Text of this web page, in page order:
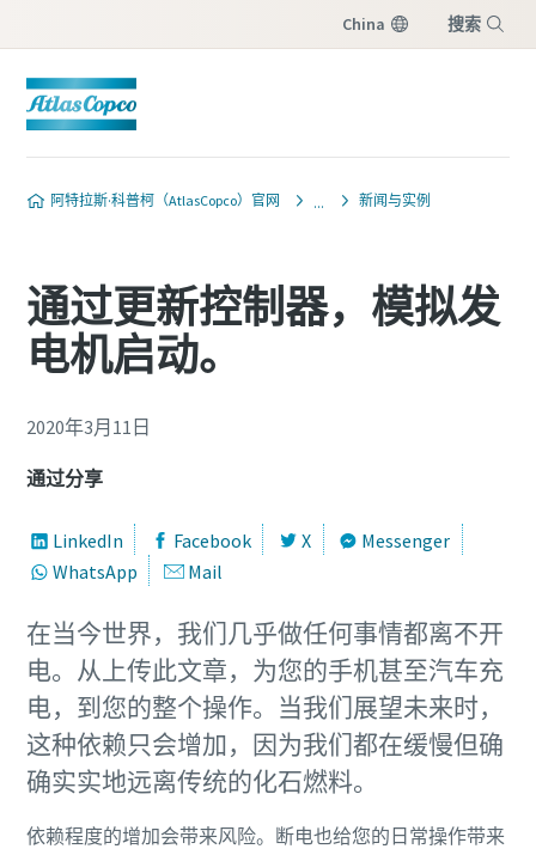
China 搜索
阿特拉斯·科普柯（AtlasCopco）官网 新闻与实例
通过更新控制器，模拟发
电机启动。
2020年3月11日
通过分享
LinkedIn Facebook X
Messenger
WhatsApp
Mail
在当今世界，我们几乎做任何事情都离不开
电。从上传此文章，为您的手机甚至汽车充
电，到您的整个操作。当我们展望未来时，
这种依赖只会增加，因为我们都在缓慢但确
确实实地远离传统的化石燃料。
依赖程度的增加会带来风险。断电也给您的日常操作带来